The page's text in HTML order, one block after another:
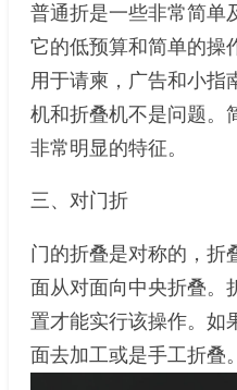
普通折是一些非常简单
它的低预算和简单的操
用于请柬，广告和小指
机和折叠机不是问题。
非常明显的特征。
三、对门折
门的折叠是对称的，折
面从对面向中央折叠。
置才能实行该操作。如
面去加工或是手工折叠。